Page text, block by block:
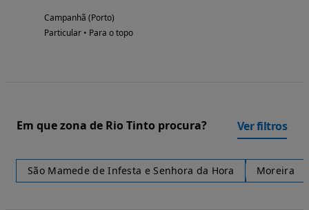
Campanhã (Porto)
Particular • Para o topo
Em que zona de Rio Tinto procura? Ver filtros
São Mamede de Infesta e Senhora da Hora Moreira